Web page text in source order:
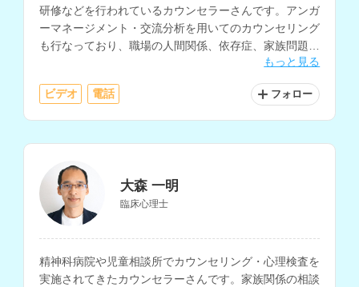
研修などを行われているカウンセラーさんです。アンガ
ーマネージメント・交流分析を用いてのカウンセリング
も行なっており、職場の人間関係、依存症、家族問題に
もっと見る
ビデオ 電話 フォロー
大森 一明
臨床心理士
精神科病院や児童相談所でカウンセリング・心理検査を
実施されてきたカウンセラーさんです。家族関係の相談